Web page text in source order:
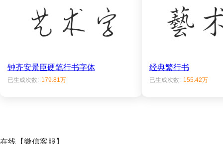
钟齐安景臣硬笔行书字体
已生成次数: 179.81万
经典繁行书
已生成次数: 155.42万
在线【微信客服】